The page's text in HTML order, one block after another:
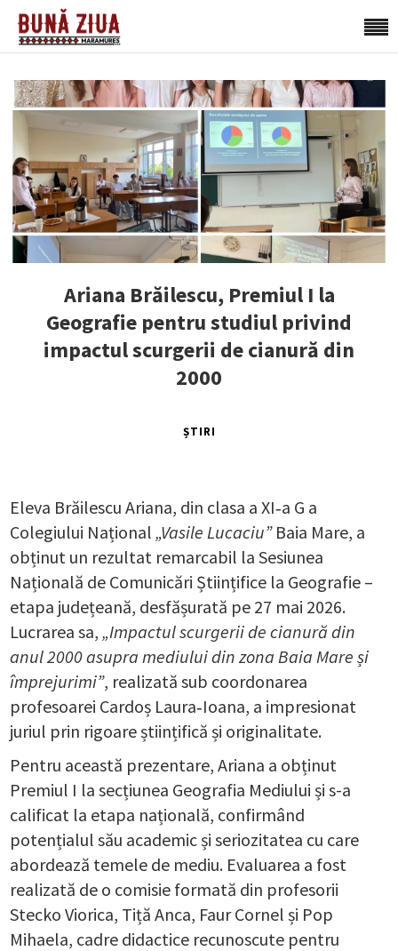
Ariana Brăilescu, Premiul I la
Geografie pentru studiul privind
impactul scurgerii de cianură din
2000
ȘTIRI
Eleva Brăilescu Ariana, din clasa a XI‑a G a
Colegiului Național„Vasile Lucaciu”Baia Mare, a
obținut un rezultat remarcabil la Sesiunea
Națională de Comunicări Științifice la Geografie –
etapa județeană, desfășurată pe 27 mai 2026.
Lucrarea sa,„Impactul scurgerii de cianură din
anul 2000 asupra mediului din zona Baia Mare și
împrejurimi”, realizată sub coordonarea
profesoarei Cardoș Laura‑Ioana, a impresionat
juriul prin rigoare științifică și originalitate.
Pentru această prezentare, Ariana a obținut
Premiul I la secțiunea Geografia Mediului și s-a
calificat la etapa națională, confirmând
potențialul său academic și seriozitatea cu care
abordează temele de mediu. Evaluarea a fost
realizată de o comisie formată din profesorii
Stecko Viorica, Tiță Anca, Faur Cornel și Pop
Mihaela, cadre didactice recunoscute pentru